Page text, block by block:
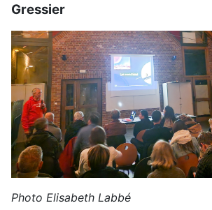
Gressier
Photo Elisabeth Labbé